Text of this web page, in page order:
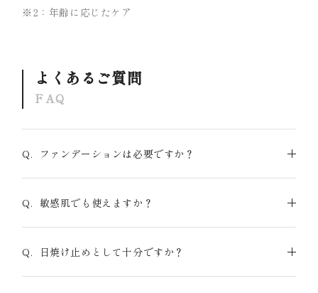
※2：年齢に応じたケア
よくあるご質問
FAQ
Q. ファンデーションは必要ですか？
Q. 敏感肌でも使えますか？
Q. 日焼け止めとして十分ですか？